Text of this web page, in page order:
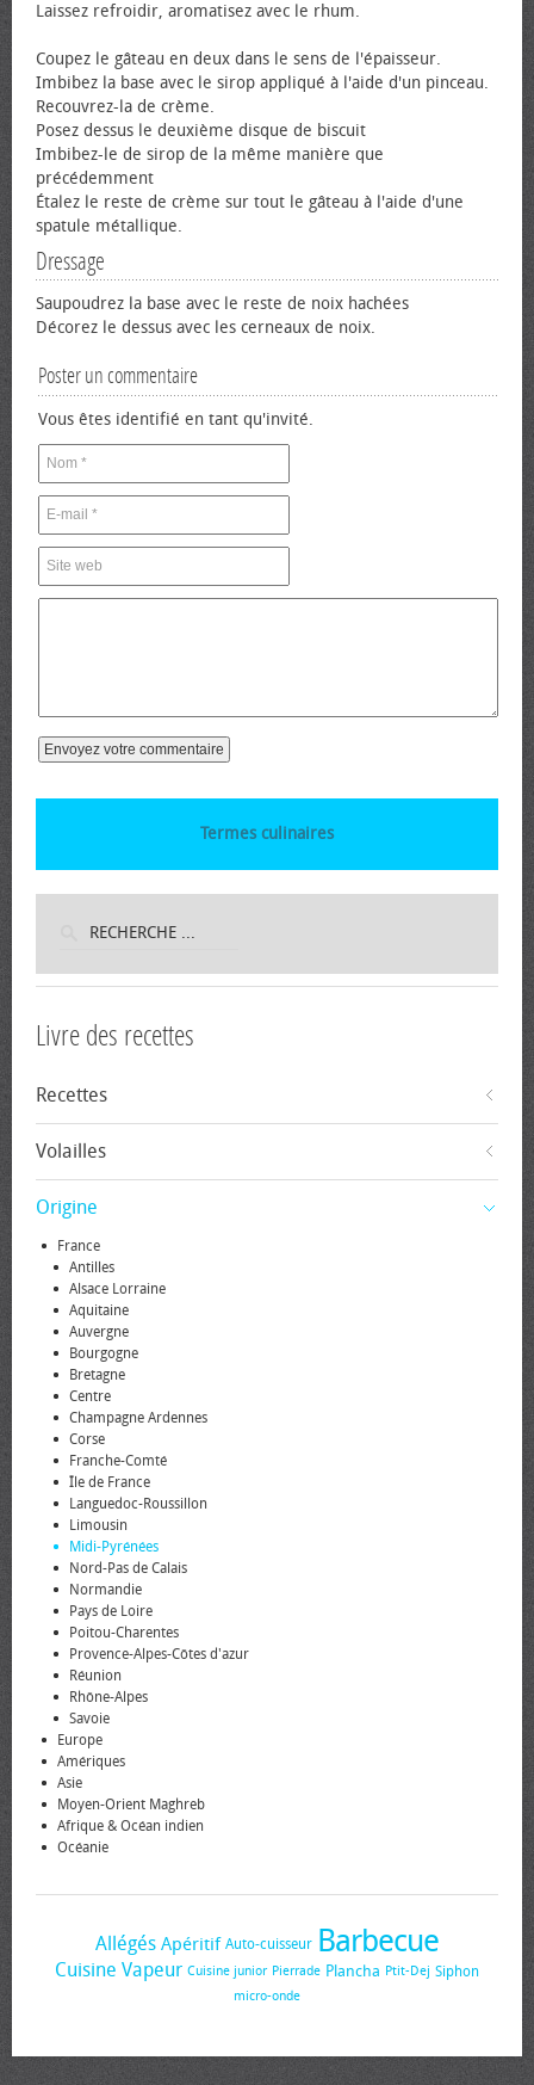
Laissez refroidir, aromatisez avec le rhum.
Coupez le gâteau en deux dans le sens de l'épaisseur.
Imbibez la base avec le sirop appliqué à l'aide d'un pinceau.
Recouvrez-la de crème.
Posez dessus le deuxième disque de biscuit
Imbibez-le de sirop de la même manière que
précédemment
Étalez le reste de crème sur tout le gâteau à l'aide d'une
spatule métallique.
Dressage
Saupoudrez la base avec le reste de noix hachées
Décorez le dessus avec les cerneaux de noix.
Poster un commentaire
Vous êtes identifié en tant qu'invité.
Termes culinaires
Livre des recettes
Recettes
Volailles
Origine
France
Antilles
Alsace Lorraine
Aquitaine
Auvergne
Bourgogne
Bretagne
Centre
Champagne Ardennes
Corse
Franche-Comté
Île de France
Languedoc-Roussillon
Limousin
Midi-Pyrénées
Nord-Pas de Calais
Normandie
Pays de Loire
Poitou-Charentes
Provence-Alpes-Côtes d'azur
Réunion
Rhône-Alpes
Savoie
Europe
Amériques
Asie
Moyen-Orient Maghreb
Afrique & Océan indien
Océanie
Allégés Apéritif Auto-cuisseur Barbecue
Cuisine Vapeur Cuisine junior Pierrade Plancha Ptit-Dej Siphon
micro-onde